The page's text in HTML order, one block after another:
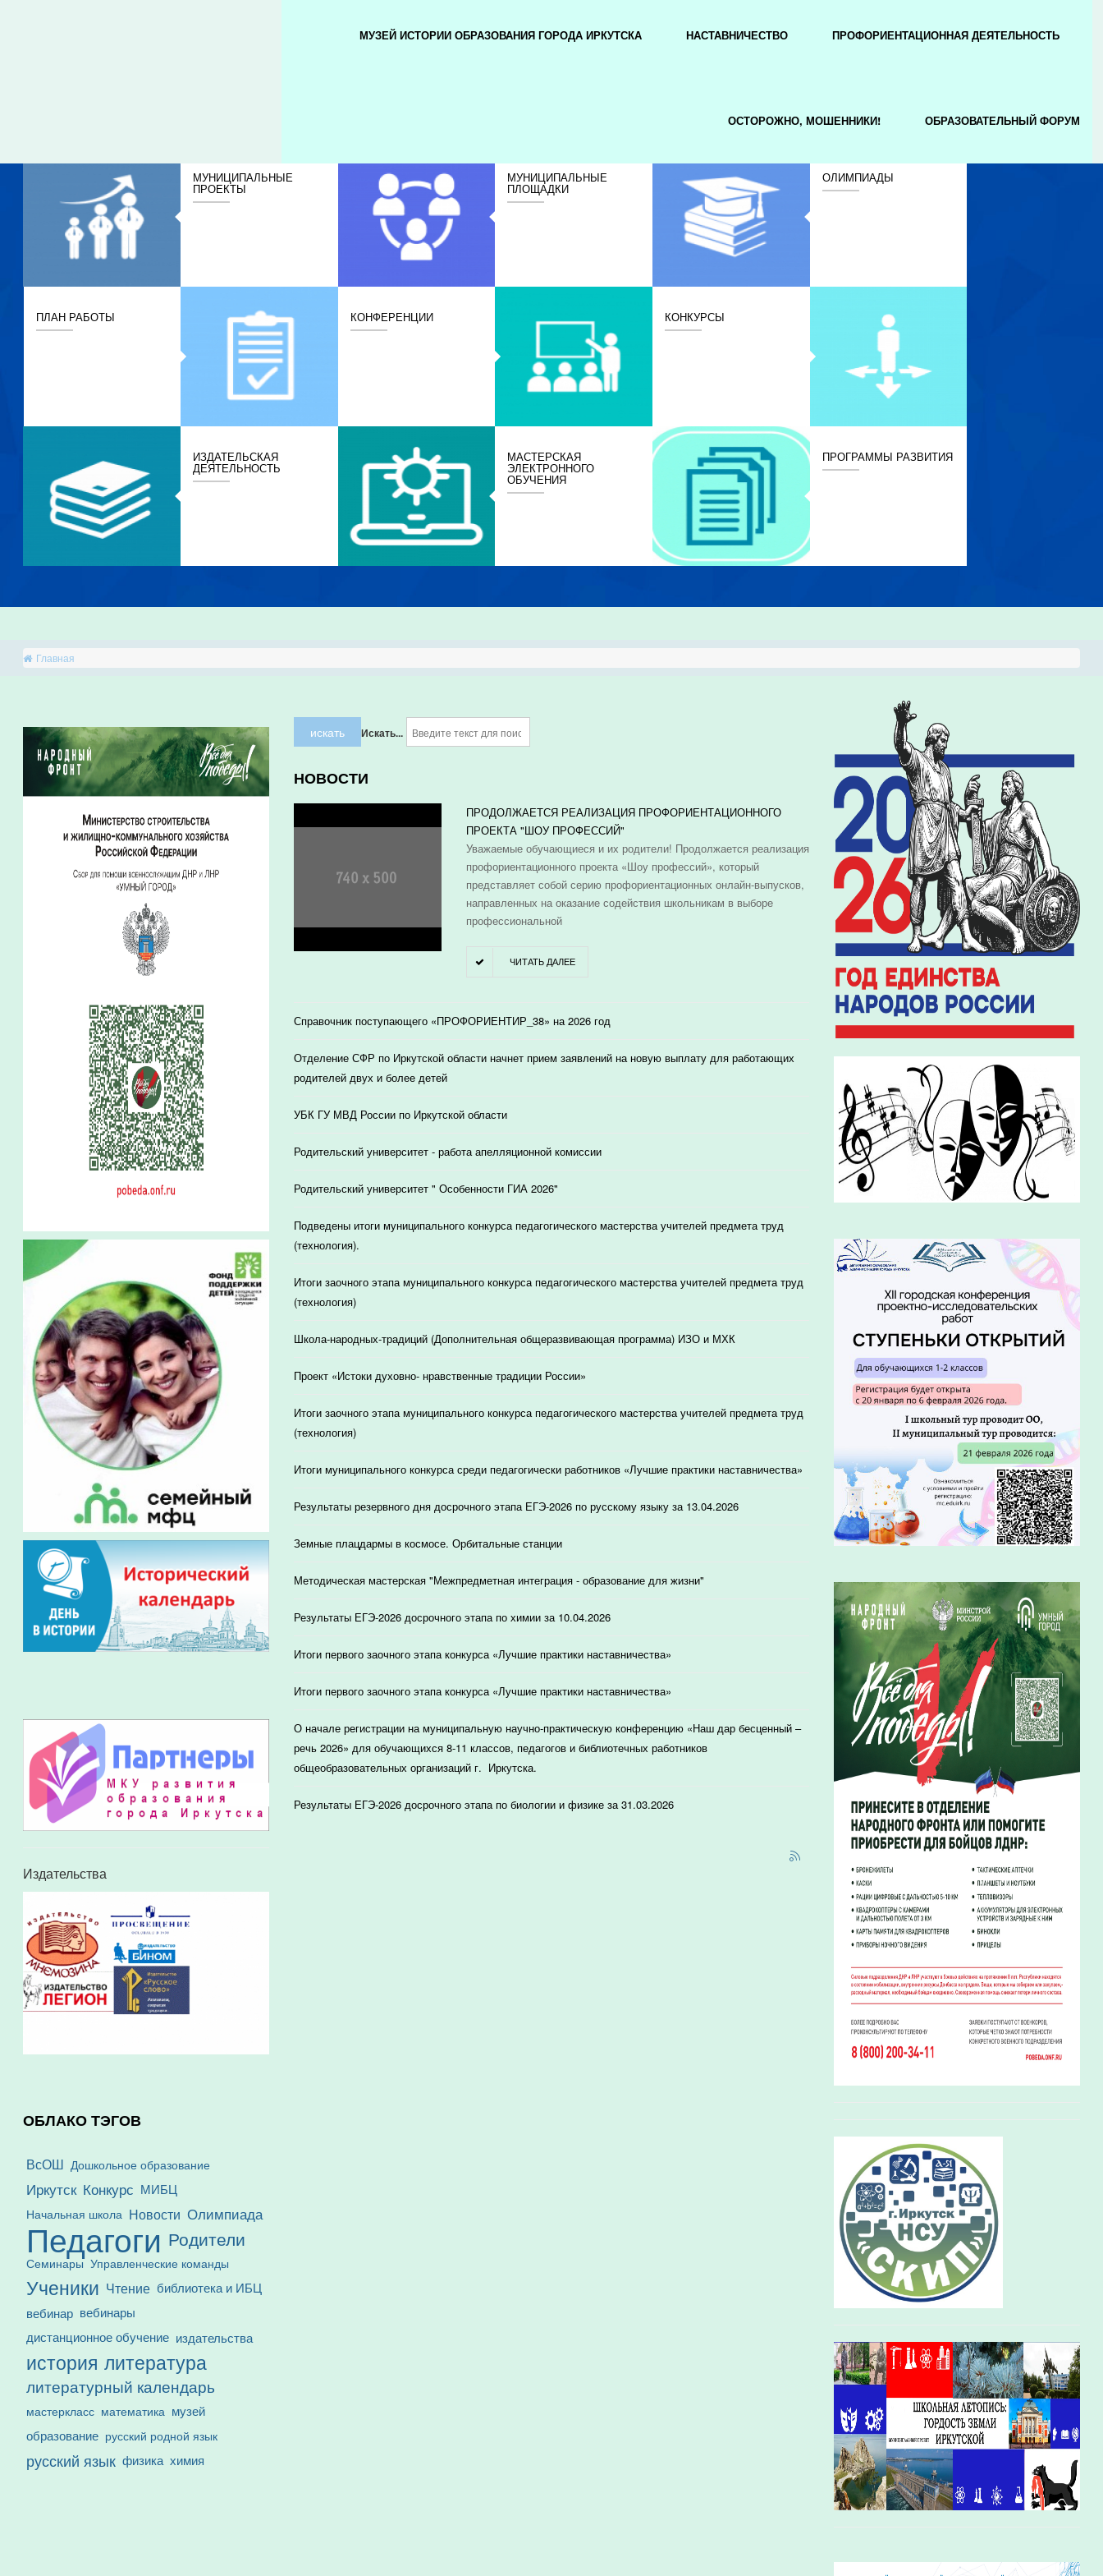
МУЗЕЙ ИСТОРИИ ОБРАЗОВАНИЯ ГОРОДА ИРКУТСКА НАСТАВНИЧЕСТВО ПРОФОРИЕНТАЦИОННАЯ ДЕЯТЕЛЬНОСТЬ
ОСТОРОЖНО, МОШЕННИКИ! ОБРАЗОВАТЕЛЬНЫЙ ФОРУМ
МУНИЦИПАЛЬНЫЕ
ПРОЕКТЫ
МУНИЦИПАЛЬНЫЕ
ПЛОЩАДКИ
ОЛИМПИАДЫ
КОНКУРСЫ
КОНФЕРЕНЦИИ
ПЛАН РАБОТЫ
ИЗДАТЕЛЬСКАЯ
ДЕЯТЕЛЬНОСТЬ
МАСТЕРСКАЯ
ЭЛЕКТРОННОГО
ОБУЧЕНИЯ
ПРОГРАММЫ РАЗВИТИЯ
Главная
Издательства
ОБЛАКО ТЭГОВ
ВсОШ Дошкольное образование
Иркутск Конкурс МИБЦ
Начальная школа Новости Олимпиада
Педагоги Родители
Семинары Управленческие команды
Ученики Чтение библиотека и ИБЦ
вебинар вебинары
дистанционное обучение издательства
история литература
литературный календарь
мастеркласс математика музей
образование русский родной язык
русский язык физика химия
искать Искать...
НОВОСТИ
ПРОДОЛЖАЕТСЯ РЕАЛИЗАЦИЯ ПРОФОРИЕНТАЦИОННОГО
ПРОЕКТА "ШОУ ПРОФЕССИЙ"
Уважаемые обучающиеся и их родители! Продолжается реализация
профориентационного проекта «Шоу профессий», который
представляет собой серию профориентационных онлайн-выпусков,
направленных на оказание содействия школьникам в выборе
профессиональной
ЧИТАТЬ ДАЛЕЕ
Справочник поступающего «ПРОФОРИЕНТИР_38» на 2026 год
Отделение СФР по Иркутской области начнет прием заявлений на новую выплату для работающих
родителей двух и более детей
УБК ГУ МВД России по Иркутской области
Родительский университет - работа апелляционной комиссии
Родительский университет " Особенности ГИА 2026"
Подведены итоги муниципального конкурса педагогического мастерства учителей предмета труд
(технология).
Итоги заочного этапа муниципального конкурса педагогического мастерства учителей предмета труд
(технология)
Школа-народных-традиций (Дополнительная общеразвивающая программа) ИЗО и МХК
Проект «Истоки духовно- нравственные традиции России»
Итоги заочного этапа муниципального конкурса педагогического мастерства учителей предмета труд
(технология)
Итоги муниципального конкурса среди педагогически работников «Лучшие практики наставничества»
Результаты резервного дня досрочного этапа ЕГЭ-2026 по русскому языку за 13.04.2026
Земные плацдармы в космосе. Орбитальные станции
Методическая мастерская "Межпредметная интеграция - образование для жизни"
Результаты ЕГЭ-2026 досрочного этапа по химии за 10.04.2026
Итоги первого заочного этапа конкурса «Лучшие практики наставничества»
Итоги первого заочного этапа конкурса «Лучшие практики наставничества»
О начале регистрации на муниципальную научно-практическую конференцию «Наш дар бесценный –
речь 2026» для обучающихся 8-11 классов, педагогов и библиотечных работников
общеобразовательных организаций г. Иркутска.
Результаты ЕГЭ-2026 досрочного этапа по биологии и физике за 31.03.2026